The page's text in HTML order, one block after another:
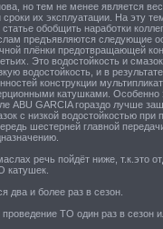
но тем не менее является
их эксплуатации. На эту
обобщить наработки
предъявляются следующие
плёнки предотвращающей
Это водостойкость и
водостойкость, и в
конструкции
катушками. Особенно
ABU GARCIA гораздо лучше
с низкой водостойкостью
шестерней главной
речь пойдёт ниже, т.к.это
катушек.
два и более раз в сезон.
ТО один раз в сезон